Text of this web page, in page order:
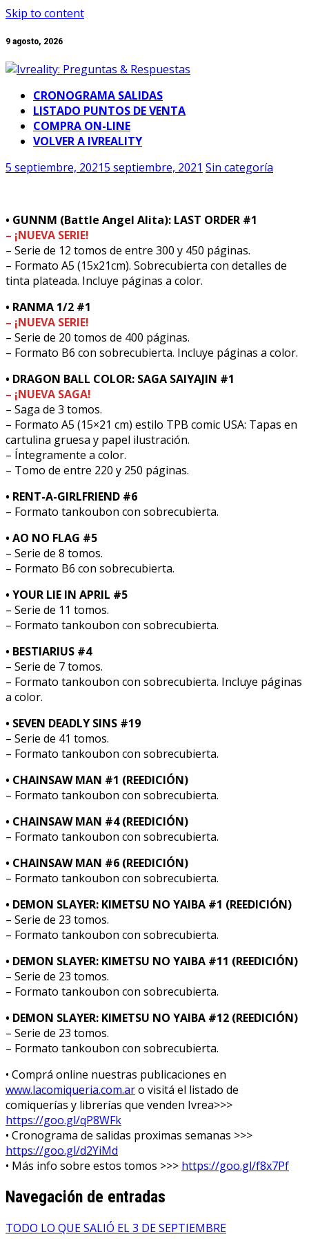
Skip to content
9 agosto, 2026
CRONOGRAMA SALIDAS
LISTADO PUNTOS DE VENTA
COMPRA ON-LINE
VOLVER A IVREALITY
5 septiembre, 20215 septiembre, 2021 Sin categoría
• GUNNM (Battle Angel Alita): LAST ORDER #1
– ¡NUEVA SERIE!
– Serie de 12 tomos de entre 300 y 450 páginas.
– Formato A5 (15x21cm). Sobrecubierta con detalles de
tinta plateada. Incluye páginas a color.
• RANMA 1/2 #1
– ¡NUEVA SERIE!
– Serie de 20 tomos de 400 páginas.
– Formato B6 con sobrecubierta. Incluye páginas a color.
• DRAGON BALL COLOR: SAGA SAIYAJIN #1
– ¡NUEVA SAGA!
– Saga de 3 tomos.
– Formato A5 (15×21 cm) estilo TPB comic USA: Tapas en
cartulina gruesa y papel ilustración.
– Íntegramente a color.
– Tomo de entre 220 y 250 páginas.
• RENT-A-GIRLFRIEND #6
– Formato tankoubon con sobrecubierta.
• AO NO FLAG #5
– Serie de 8 tomos.
– Formato B6 con sobrecubierta.
• YOUR LIE IN APRIL #5
– Serie de 11 tomos.
– Formato tankoubon con sobrecubierta.
• BESTIARIUS #4
– Serie de 7 tomos.
– Formato tankoubon con sobrecubierta. Incluye páginas
a color.
• SEVEN DEADLY SINS #19
– Serie de 41 tomos.
– Formato tankoubon con sobrecubierta.
• CHAINSAW MAN #1 (REEDICIÓN)
– Formato tankoubon con sobrecubierta.
• CHAINSAW MAN #4 (REEDICIÓN)
– Formato tankoubon con sobrecubierta.
• CHAINSAW MAN #6 (REEDICIÓN)
– Formato tankoubon con sobrecubierta.
• DEMON SLAYER: KIMETSU NO YAIBA #1 (REEDICIÓN)
– Serie de 23 tomos.
– Formato tankoubon con sobrecubierta.
• DEMON SLAYER: KIMETSU NO YAIBA #11 (REEDICIÓN)
– Serie de 23 tomos.
– Formato tankoubon con sobrecubierta.
• DEMON SLAYER: KIMETSU NO YAIBA #12 (REEDICIÓN)
– Serie de 23 tomos.
– Formato tankoubon con sobrecubierta.
• Comprá online nuestras publicaciones en
www.lacomiqueria.com.aro visitá el listado de
comiquerías y librerías que venden Ivrea>>>
https://goo.gl/qP8WFk
• Cronograma de salidas proximas semanas >>>
https://goo.gl/d2YiMd
• Más info sobre estos tomos >>> https://goo.gl/f8x7Pf
Navegación de entradas
TODO LO QUE SALIÓ EL 3 DE SEPTIEMBRE